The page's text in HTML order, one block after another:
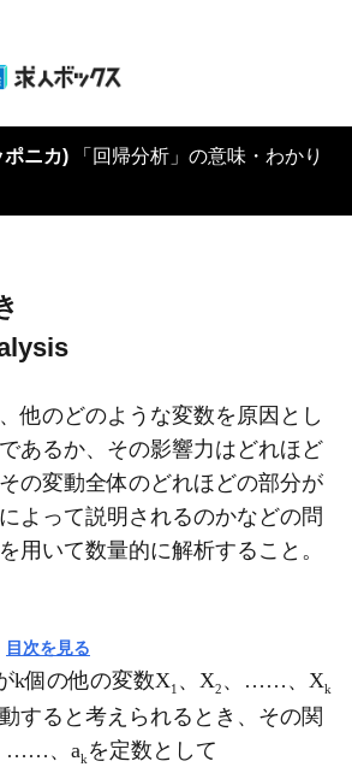
ポニカ) 「回帰分析」の意味・わかり
他のどのような変数を原因とし
あるか、その影響力はどれほど
の変動全体のどれほどの部分が
よって説明されるのかなどの問
用いて数量的に解析すること。
目次を見る
k個の他の変数X1 、X2 、……、Xk
すると考えられるとき、その関
……、ak を定数として